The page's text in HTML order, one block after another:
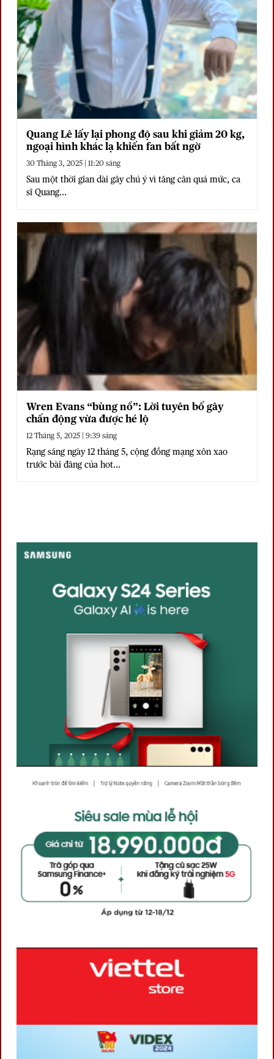
Quang Lê lấy lại phong độ sau khi giảm 20 kg,
ngoại hình khác lạ khiến fan bất ngờ
30 Tháng 3, 2025 | 11:20 sáng
Sau một thời gian dài gây chú ý vì tăng cân quá mức, ca
sĩ Quang...
Wren Evans “bùng nổ”: Lời tuyên bố gây
chấn động vừa được hé lộ
12 Tháng 5, 2025 | 9:39 sáng
Rạng sáng ngày 12 tháng 5, cộng đồng mạng xôn xao
trước bài đăng của hot...